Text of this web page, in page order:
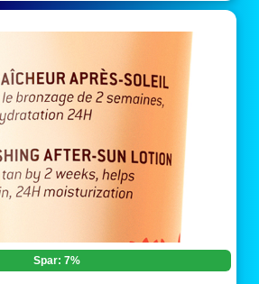
Spar: 7%